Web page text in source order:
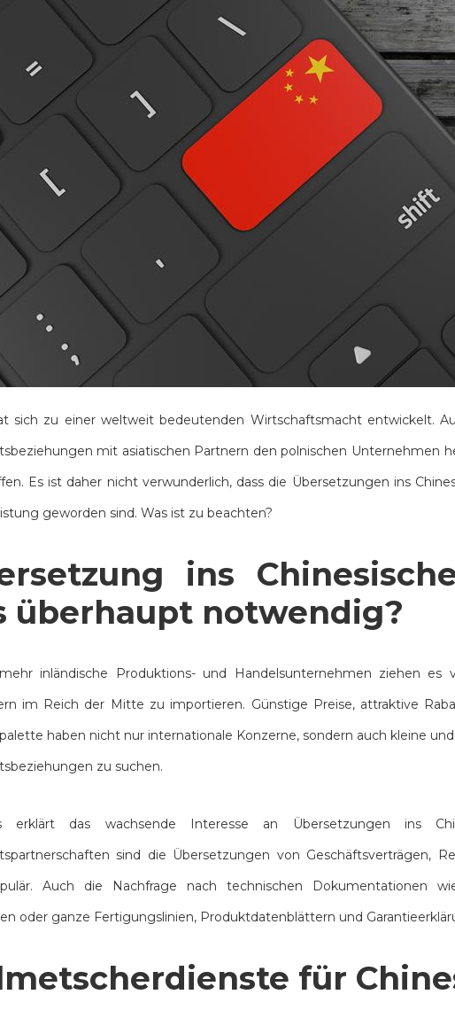
sich zu einer weltweit bedeutenden Wirtschaftsmacht entwickelt.
mit asiatischen Partnern den polnischen Unternehmen
Es ist daher nicht verwunderlich, dass die Übersetzungen ins
geworden sind. Was ist zu beachten?
ins
überhaupt notwendig?
inländische Produktions- und Handelsunternehmen ziehen
im Reich der Mitte zu importieren. Günstige Preise, attraktive
haben nicht nur internationale Konzerne, sondern auch kleine
zu suchen.
erklärt das wachsende Interesse an Übersetzungen ins
sind die Übersetzungen von Geschäftsverträgen,
Auch die Nachfrage nach technischen Dokumentationen
oder ganze Fertigungslinien, Produktdatenblättern und
für